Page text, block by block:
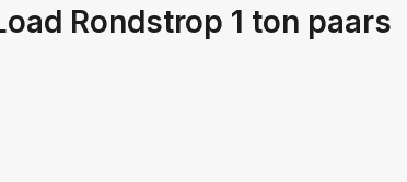
Rondstrop 1 ton paars